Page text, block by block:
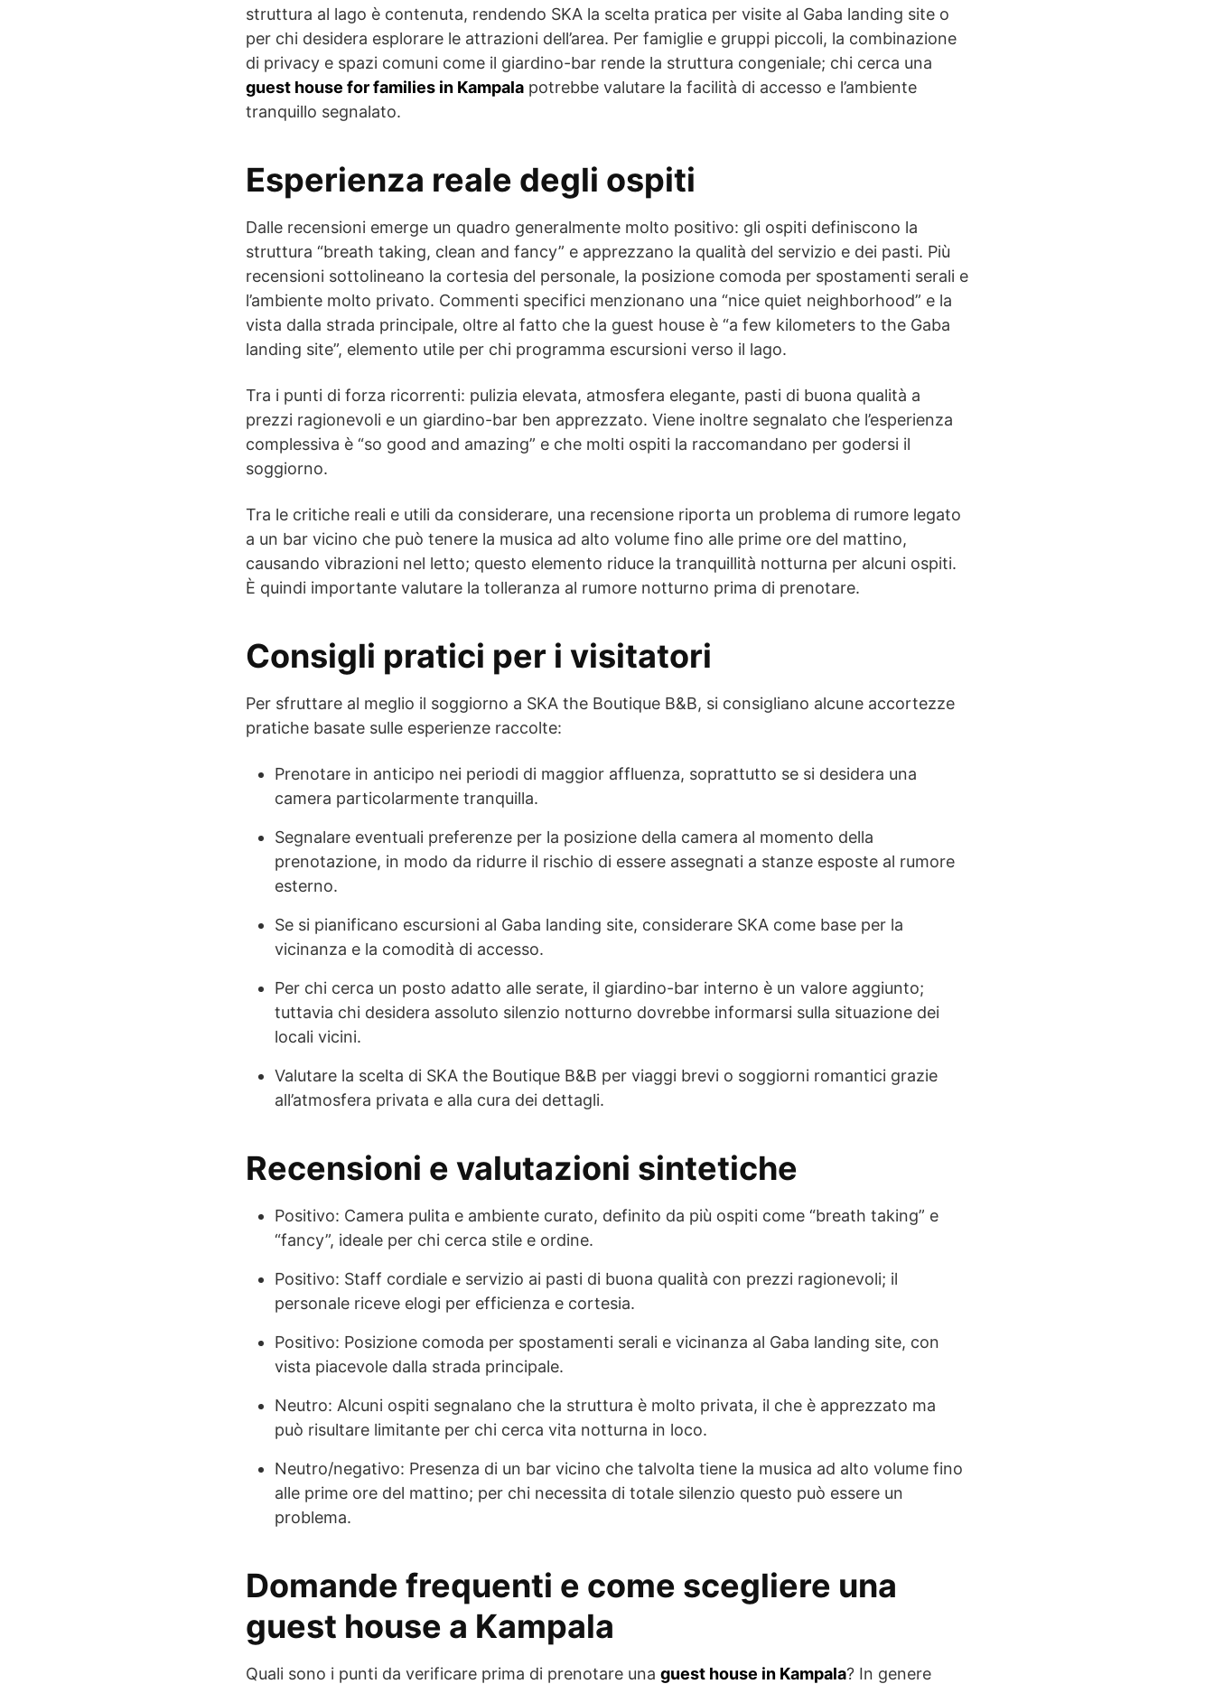
struttura al lago è contenuta, rendendo SKA la scelta pratica per visite al Gaba landing site o
per chi desidera esplorare le attrazioni dell’area. Per famiglie e gruppi piccoli, la combinazione
di privacy e spazi comuni come il giardino-bar rende la struttura congeniale; chi cerca una
guest house for families in Kampala potrebbe valutare la facilità di accesso e l’ambiente
tranquillo segnalato.
Esperienza reale degli ospiti
Dalle recensioni emerge un quadro generalmente molto positivo: gli ospiti definiscono la
struttura “breath taking, clean and fancy” e apprezzano la qualità del servizio e dei pasti. Più
recensioni sottolineano la cortesia del personale, la posizione comoda per spostamenti serali e
l’ambiente molto privato. Commenti specifici menzionano una “nice quiet neighborhood” e la
vista dalla strada principale, oltre al fatto che la guest house è “a few kilometers to the Gaba
landing site”, elemento utile per chi programma escursioni verso il lago.
Tra i punti di forza ricorrenti: pulizia elevata, atmosfera elegante, pasti di buona qualità a
prezzi ragionevoli e un giardino-bar ben apprezzato. Viene inoltre segnalato che l’esperienza
complessiva è “so good and amazing” e che molti ospiti la raccomandano per godersi il
soggiorno.
Tra le critiche reali e utili da considerare, una recensione riporta un problema di rumore legato
a un bar vicino che può tenere la musica ad alto volume fino alle prime ore del mattino,
causando vibrazioni nel letto; questo elemento riduce la tranquillità notturna per alcuni ospiti.
È quindi importante valutare la tolleranza al rumore notturno prima di prenotare.
Consigli pratici per i visitatori
Per sfruttare al meglio il soggiorno a SKA the Boutique B&B, si consigliano alcune accortezze
pratiche basate sulle esperienze raccolte:
Prenotare in anticipo nei periodi di maggior affluenza, soprattutto se si desidera una
camera particolarmente tranquilla.
Segnalare eventuali preferenze per la posizione della camera al momento della
prenotazione, in modo da ridurre il rischio di essere assegnati a stanze esposte al rumore
esterno.
Se si pianificano escursioni al Gaba landing site, considerare SKA come base per la
vicinanza e la comodità di accesso.
Per chi cerca un posto adatto alle serate, il giardino-bar interno è un valore aggiunto;
tuttavia chi desidera assoluto silenzio notturno dovrebbe informarsi sulla situazione dei
locali vicini.
Valutare la scelta di SKA the Boutique B&B per viaggi brevi o soggiorni romantici grazie
all’atmosfera privata e alla cura dei dettagli.
Recensioni e valutazioni sintetiche
Positivo: Camera pulita e ambiente curato, definito da più ospiti come “breath taking” e
“fancy”, ideale per chi cerca stile e ordine.
Positivo: Staff cordiale e servizio ai pasti di buona qualità con prezzi ragionevoli; il
personale riceve elogi per efficienza e cortesia.
Positivo: Posizione comoda per spostamenti serali e vicinanza al Gaba landing site, con
vista piacevole dalla strada principale.
Neutro: Alcuni ospiti segnalano che la struttura è molto privata, il che è apprezzato ma
può risultare limitante per chi cerca vita notturna in loco.
Neutro/negativo: Presenza di un bar vicino che talvolta tiene la musica ad alto volume fino
alle prime ore del mattino; per chi necessita di totale silenzio questo può essere un
problema.
Domande frequenti e come scegliere una
guest house a Kampala
Quali sono i punti da verificare prima di prenotare una guest house in Kampala? In genere